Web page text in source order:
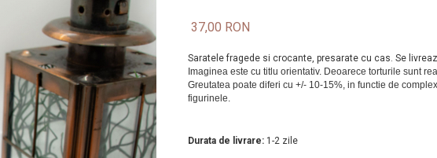
37,00 RON
Saratele fragede si crocante, presarate cu cas. Se
Durata de livrare: 1-2 zile